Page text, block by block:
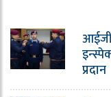
प्रदान